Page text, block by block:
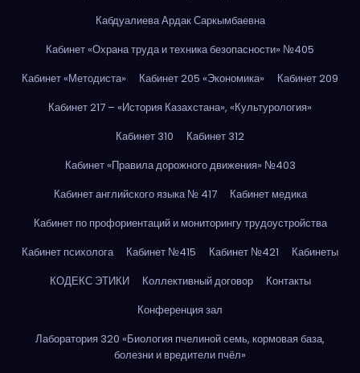
Кабдуалиева Ардак Саркымбаевна
Кабинет «Охрана труда и техника безопасности» №405
Кабинет «Методиста»
Кабинет 205 «Экономика»
Кабинет 209
Кабинет 217 – «История Казахстана», «Культурология»
Кабинет 310
Кабинет 312
Кабинет «Правила дорожного движения» №403
Кабинет английского языка № 417
Кабинет медика
Кабинет по профориентаций и мониторингу трудоустройства
Кабинет психолога
Кабинет №415 Кабинет №421
Кабинеты
КОДЕКС ЭТИКИ
Коллективный договор
Контакты
Конференция зал
Лаборатория 320 «Биология пчелиной семь, кормовая база,
болезни и вредители пчёл»